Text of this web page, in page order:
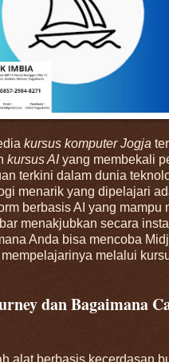
kursus komputer Jogja
kursus AIyang membekali
terkini dalam dunia
menarik yang dipelajari
berbasis AI yang mampu
menakjubkan secara
Anda bisa mencoba
melalui
dan Bagaimana
alat berbasis kecerdasan